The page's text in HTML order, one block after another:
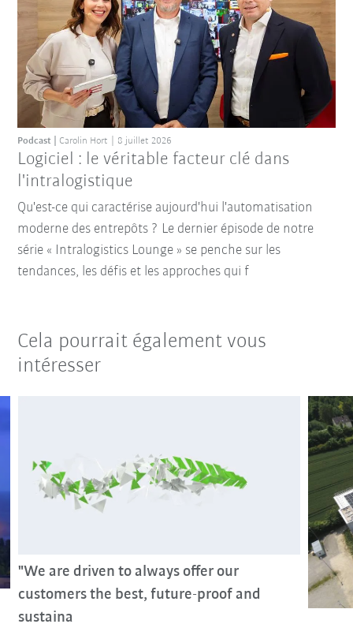
Logiciel : le véritable facteur clé dans
l'intralogistique
Podcast Carolin Hort 8 juillet 2026
Qu'est-ce qui caractérise aujourd'hui l'automatisation
moderne des entrepôts ? Le dernier épisode de notre
série « Intralogistics Lounge » se penche sur les
tendances, les défis et les approches qui f
Cela pourrait également vous
intéresser
"We are driven to always offer our
customers the best, future-proof and
sustaina